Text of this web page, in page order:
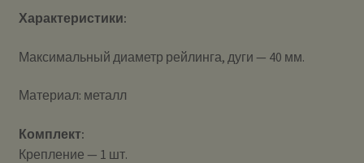
Характеристики:
Максимальный диаметр рейлинга, дуги — 40 мм.
Материал: металл
Комплект:
Крепление — 1 шт.